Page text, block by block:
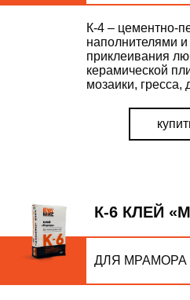
К-4 – цементно-
наполнителями
приклеивания
керамической
мозаики, гресса,
К-6 КЛЕЙ
ДЛЯ МРАМОРА